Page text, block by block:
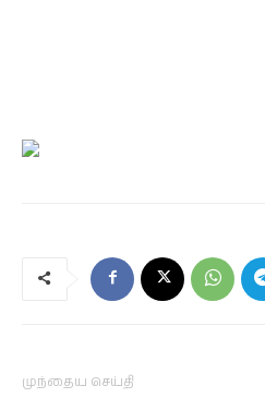
முந்தைய செய்தி